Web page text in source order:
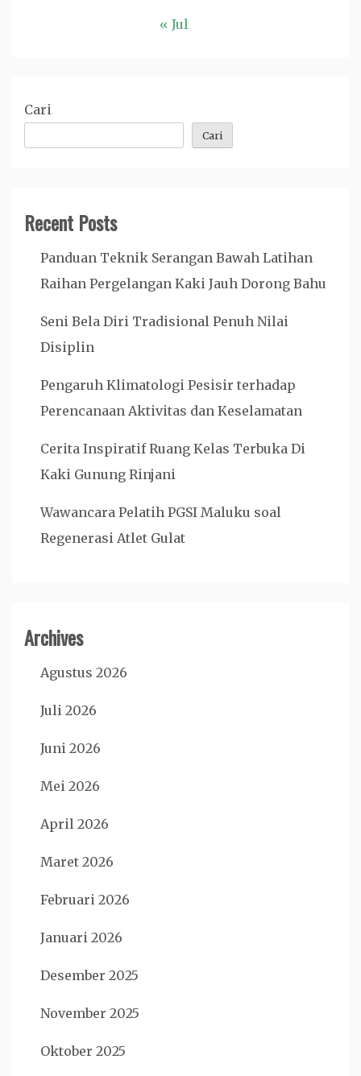
« Jul
Cari
Cari
Recent Posts
Panduan Teknik Serangan Bawah Latihan
Raihan Pergelangan Kaki Jauh Dorong Bahu
Seni Bela Diri Tradisional Penuh Nilai
Disiplin
Pengaruh Klimatologi Pesisir terhadap
Perencanaan Aktivitas dan Keselamatan
Cerita Inspiratif Ruang Kelas Terbuka Di
Kaki Gunung Rinjani
Wawancara Pelatih PGSI Maluku soal
Regenerasi Atlet Gulat
Archives
Agustus 2026
Juli 2026
Juni 2026
Mei 2026
April 2026
Maret 2026
Februari 2026
Januari 2026
Desember 2025
November 2025
Oktober 2025